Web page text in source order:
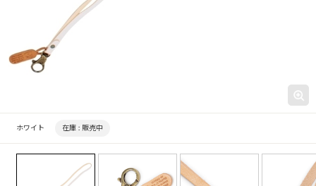
ホワイト 在庫 : 販売中